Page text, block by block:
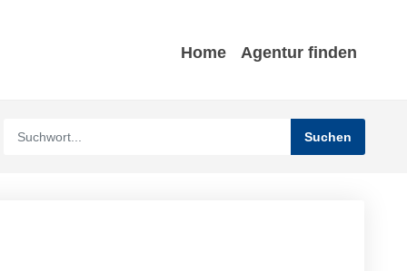
Home Agentur finden